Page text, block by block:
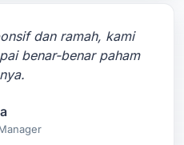
dan ramah, kami
benar-benar paham